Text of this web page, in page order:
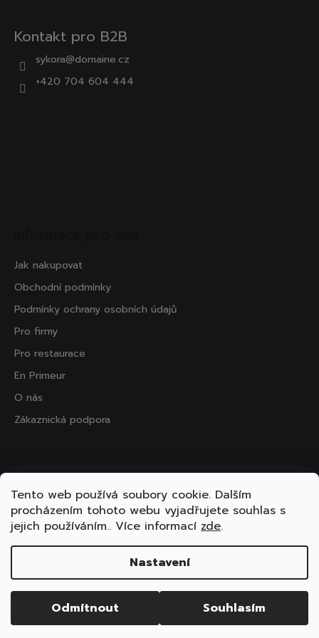
Tento web používá soubory cookie. Dalším
procházením tohoto webu vyjadřujete souhlas s
jejich používáním.. Více informací zde.
Nastavení
Odmítnout Souhlasím
Kontakt pro B2B
sykora@domaine.cz
+420 704 604 444
Jak nakupovat
Obchodní podmínky
Podmínky ochrany osobních údajů
Pro firmy
Pro restaurace
En Primeur
O nás
Zákaznická podpora
Přijímáme online platby
Copyright 2026ooo.wine. Všechna práva vyhrazena.
Upravit nastavení cookies